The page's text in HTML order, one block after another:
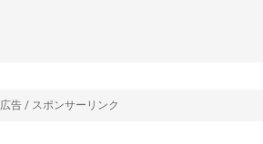
広告 / スポンサーリンク